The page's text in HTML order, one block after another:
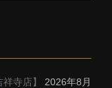
寺店】
2026年8月